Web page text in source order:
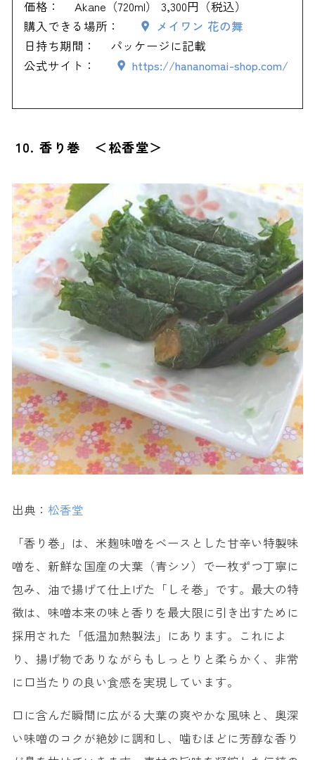
価格：
Akane（720ml） 3,300円（税込）
購入できる場所：
メイワン 花の舞
日持ち期間：
パッケージに記載
公式サイト：
https://hananomai-shop.com/
10. 香り巻 ＜松香堂＞
出典： 松香堂
「香り巻」は、米麹味噌をベースとした甘辛い特製味
噌を、新鮮な国産の大葉（青シソ）で一枚ずつ丁寧に
包み、油で揚げて仕上げた「しそ巻」です。最大の特
徴は、味噌本来の味と香りを最大限に引き出すために
採用された「低温加熱製法」にあります。これによ
り、揚げ物でありながらもしっとりと柔らかく、非常
に口当たりの良い食感を実現しています。
口に含んだ瞬間に広がる大葉の爽やかな風味と、奥深
い味噌のコクが絶妙に調和し、噛むほどに芳醇な香り